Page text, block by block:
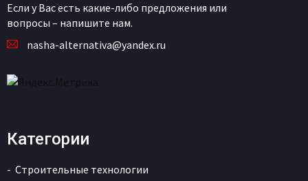
Если у Вас есть какие-либо предложения или
вопросы – напишите нам.
nasha-alternativa@yandex.ru
Категории
Строительные технологии